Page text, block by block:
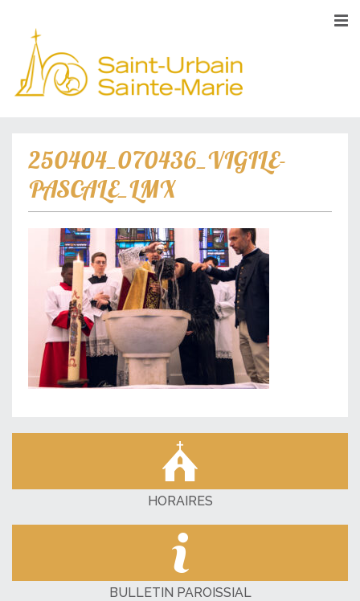
250404_070436_VIGILE-
PASCALE_LMX
HORAIRES
BULLETIN PAROISSIAL